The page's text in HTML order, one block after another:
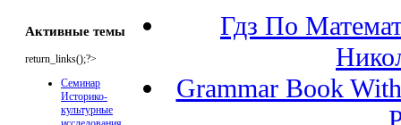
Активные темы
return_links();?>
Семинар
Историко-
культурные
Гдз По
Grammar Book